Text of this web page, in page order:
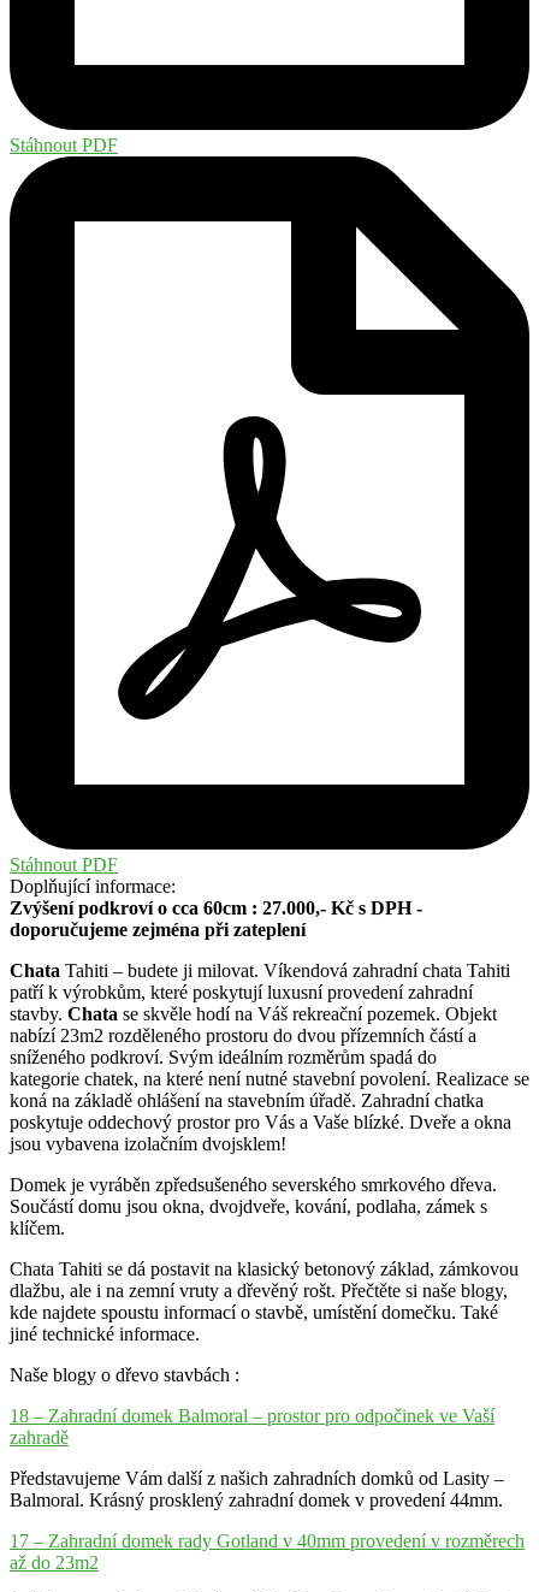
Stáhnout PDF
Stáhnout PDF
Doplňující informace:
Zvýšení podkroví o cca 60cm : 27.000,- Kč s DPH -
doporučujeme zejména při zateplení
Chata Tahiti – budete ji milovat. Víkendová zahradní chata Tahiti
patří k výrobkům, které poskytují luxusní provedení zahradní
stavby. Chata se skvěle hodí na Váš rekreační pozemek. Objekt
nabízí 23m2 rozděleného prostoru do dvou přízemních částí a
sníženého podkroví. Svým ideálním rozměrům spadá do
kategorie chatek, na které není nutné stavební povolení. Realizace se
koná na základě ohlášení na stavebním úřadě. Zahradní chatka
poskytuje oddechový prostor pro Vás a Vaše blízké. Dveře a okna
jsou vybavena izolačním dvojsklem!
Domek je vyráběn zpředsušeného severského smrkového dřeva.
Součástí domu jsou okna, dvojdveře, kování, podlaha, zámek s
klíčem.
Chata Tahiti se dá postavit na klasický betonový základ, zámkovou
dlažbu, ale i na zemní vruty a dřevěný rošt. Přečtěte si naše blogy,
kde najdete spoustu informací o stavbě, umístění domečku. Také
jiné technické informace.
Naše blogy o dřevo stavbách :
18 – Zahradní domek Balmoral – prostor pro odpočinek ve Vaší
zahradě
Představujeme Vám další z našich zahradních domků od Lasity –
Balmoral. Krásný prosklený zahradní domek v provedení 44mm.
17 – Zahradní domek rady Gotland v 40mm provedení v rozměrech
až do 23m2